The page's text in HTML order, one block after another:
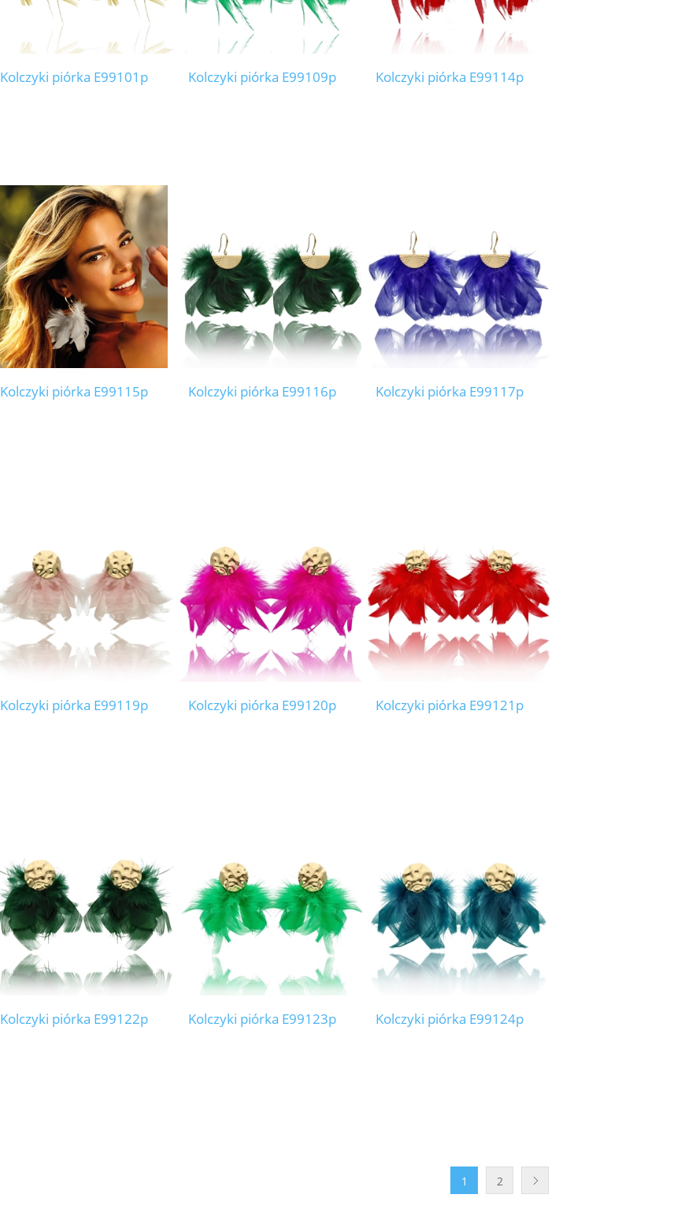
Kolczyki piórka E99101p Kolczyki piórka E99109p Kolczyki piórka E99114p
Kolczyki piórka E99115p Kolczyki piórka E99116p Kolczyki piórka E99117p
Kolczyki piórka E99119p Kolczyki piórka E99120p Kolczyki piórka E99121p
Kolczyki piórka E99122p Kolczyki piórka E99123p Kolczyki piórka E99124p
1 2